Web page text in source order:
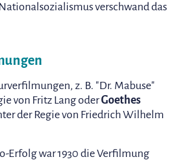
verschwand das
z. B. "Dr. Mabuse"
von Fritz Lang oderGoethes
der Regie von Friedrich Wilhelm
Erfolg war 1930 die Verfilmung